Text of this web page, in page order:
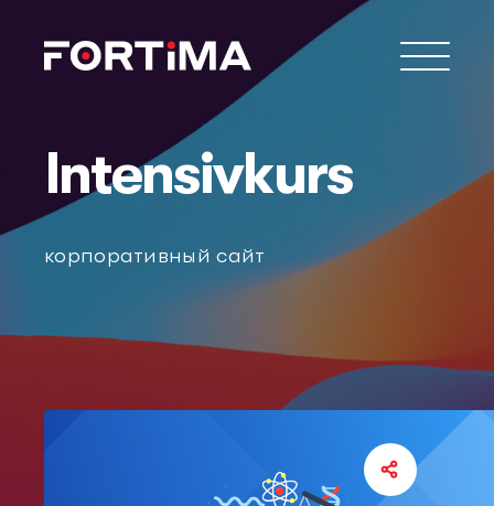
Intensivkurs
корпоративный сайт